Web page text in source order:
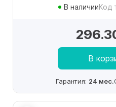
В наличииКод
В
Гарантия: 24 мес.